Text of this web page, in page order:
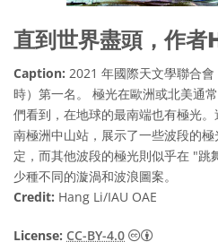
直到世界盡頭，作
Caption: 2021 年國際天文學聯合
時）第一名。 極光在歐洲或北美通
們看到，在地球的最南端也有極光
南極洲中山站，展示了一些波段的
定，而其他波段的極光則似乎在 "跳
少種不同的漩渦和波浪圖案。
Credit: Hang Li/IAU OAE
License: CC-BY-4.0 Creative